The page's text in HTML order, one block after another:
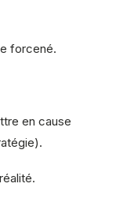
forcené.
en cause